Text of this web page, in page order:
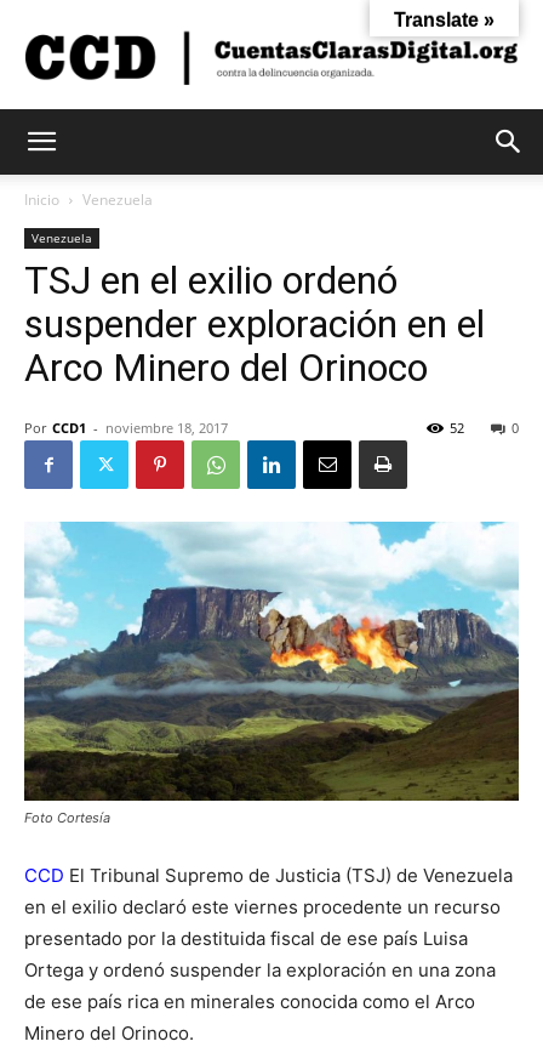
Claras
Digital
Inicio Venezuela
Venezuela
TSJ en el exilio ordenó
suspender exploración en el
Arco Minero del Orinoco
Por CCD1 - noviembre 18, 2017 0
52
Foto Cortesía
CCD El Tribunal Supremo de Justicia (TSJ) de Venezuela
en el exilio declaró este viernes procedente un recurso
presentado por la destituida fiscal de ese país Luisa
Ortega y ordenó suspender la exploración en una zona
de ese país rica en minerales conocida como el Arco
Minero del Orinoco.
Translate »